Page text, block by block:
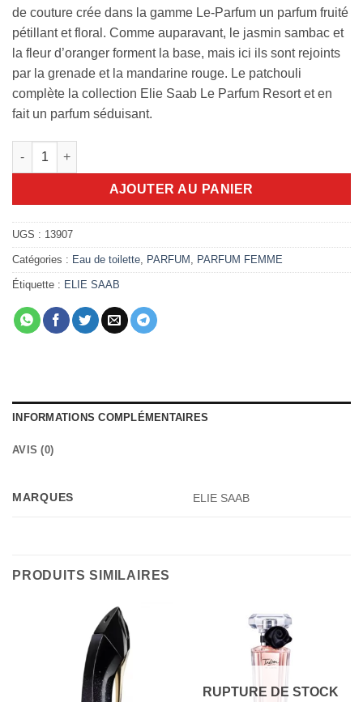
de couture crée dans la gamme Le-Parfum un parfum fruité
pétillant et floral. Comme auparavant, le jasmin sambac et
la fleur d’oranger forment la base, mais ici ils sont rejoints
par la grenade et la mandarine rouge. Le patchouli
complète la collection Elie Saab Le Parfum Resort et en
fait un parfum séduisant.
quantité de Elie Saab LE PARFUM RESORT COLLECTION 90ml
AJOUTER AU PANIER
UGS : 13907
Catégories : Eau de toilette PARFUM PARFUM FEMME
Étiquette : ELIE SAAB
INFORMATIONS COMPLÉMENTAIRES
AVIS (0)
MARQUES ELIE SAAB
PRODUITS SIMILAIRES
RUPTURE DE STOCK